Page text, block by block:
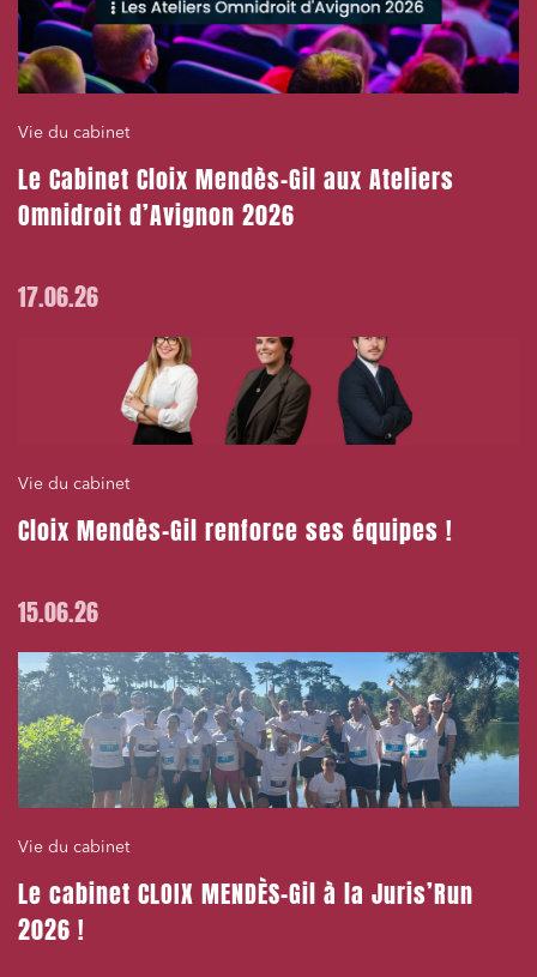
Vie du cabinet
Le Cabinet Cloix Mendès-Gil aux Ateliers
Omnidroit d’Avignon 2026
17.06.26
Vie du cabinet
Cloix Mendès-Gil renforce ses équipes !
15.06.26
Vie du cabinet
Le cabinet CLOIX MENDÈS-Gil à la Juris’Run
2026 !
Relations sociales et droit du travail
Services publics et collectivités
Commande publique
Projets immobiliers
Environnement
Banque finance et assurance
Droit des sociétés et Fusions-Acquisitions